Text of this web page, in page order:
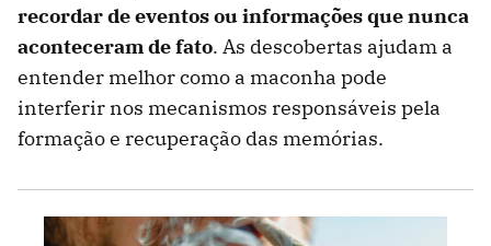
recordar de eventos ou informações que nunca
aconteceram de fato. As descobertas ajudam a
entender melhor como a maconha pode
interferir nos mecanismos responsáveis pela
formação e recuperação das memórias.